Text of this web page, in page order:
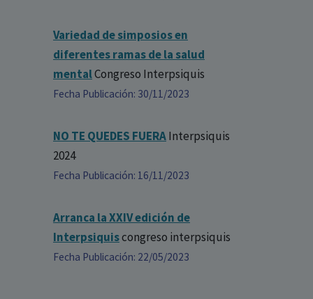
Variedad de simposios en
diferentes ramas de la salud
mentalCongreso Interpsiquis
Fecha Publicación: 30/11/2023
NO TE QUEDES FUERAInterpsiquis
2024
Fecha Publicación: 16/11/2023
Arranca la XXIV edición de
Interpsiquiscongreso interpsiquis
Fecha Publicación: 22/05/2023